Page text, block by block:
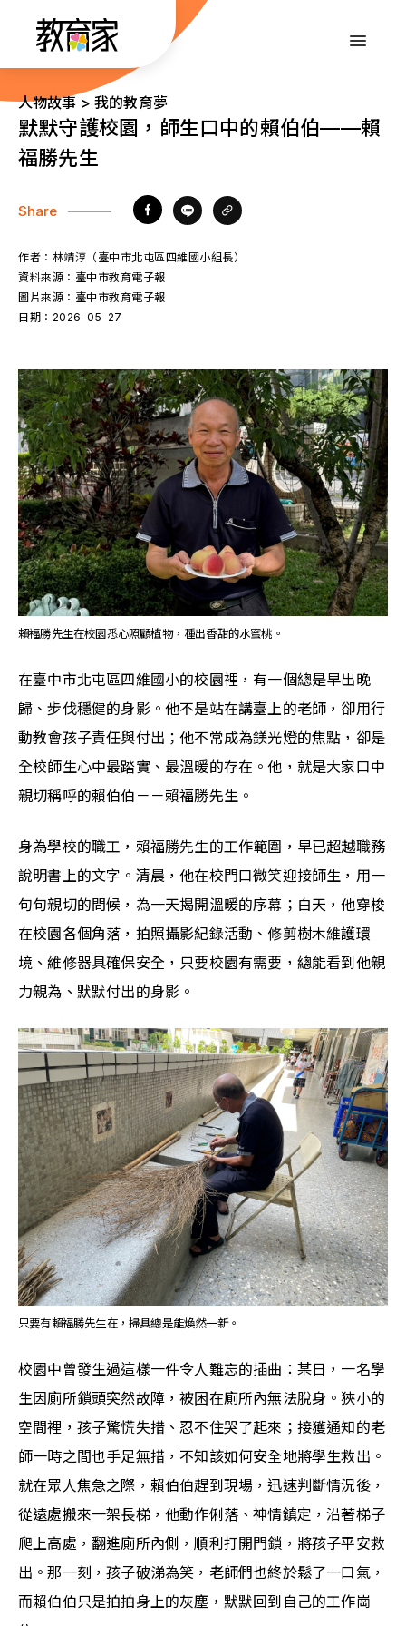
內
::: 人物故事 > 我的教育夢
默默守護校園，師生口中的賴伯伯——賴
福勝先生
Share
作者： 林靖淳（臺中市北屯區四維國小組長）
資料來源： 臺中市教育電子報
圖片來源： 臺中市教育電子報
日期： 2026-05-27
賴福勝先生在校園悉心照顧植物，種出香甜的水蜜桃。
在臺中市北屯區四維國小的校園裡，有一個總是早出晚
歸、步伐穩健的身影。他不是站在講臺上的老師，卻用行
動教會孩子責任與付出；他不常成為鎂光燈的焦點，卻是
全校師生心中最踏實、最溫暖的存在。他，就是大家口中
親切稱呼的賴伯伯－－賴福勝先生。
身為學校的職工，賴福勝先生的工作範圍，早已超越職務
說明書上的文字。清晨，他在校門口微笑迎接師生，用一
句句親切的問候，為一天揭開溫暖的序幕；白天，他穿梭
在校園各個角落，拍照攝影紀錄活動、修剪樹木維護環
境、維修器具確保安全，只要校園有需要，總能看到他親
力親為、默默付出的身影。
只要有賴福勝先生在，掃具總是能煥然一新。
校園中曾發生過這樣一件令人難忘的插曲：某日，一名學
生因廁所鎖頭突然故障，被困在廁所內無法脫身。狹小的
空間裡，孩子驚慌失措、忍不住哭了起來；接獲通知的老
師一時之間也手足無措，不知該如何安全地將學生救出。
就在眾人焦急之際，賴伯伯趕到現場，迅速判斷情況後，
從遠處搬來一架長梯，他動作俐落、神情鎮定，沿著梯子
爬上高處，翻進廁所內側，順利打開門鎖，將孩子平安救
出。那一刻，孩子破涕為笑，老師們也終於鬆了一口氣，
而賴伯伯只是拍拍身上的灰塵，默默回到自己的工作崗